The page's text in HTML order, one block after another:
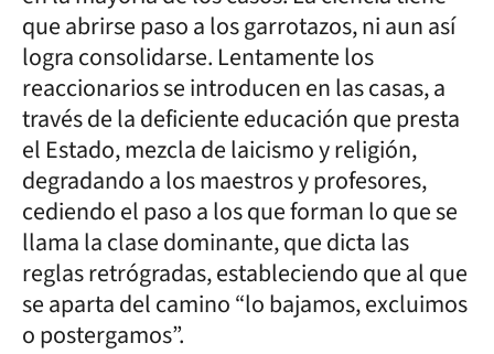
que abrirse paso a los garrotazos, ni aun así
logra consolidarse. Lentamente los
reaccionarios se introducen en las casas, a
través de la deficiente educación que presta
el Estado, mezcla de laicismo y religión,
degradando a los maestros y profesores,
cediendo el paso a los que forman lo que se
llama la clase dominante, que dicta las
reglas retrógradas, estableciendo que al que
se aparta del camino “lo bajamos, excluimos
o postergamos”.